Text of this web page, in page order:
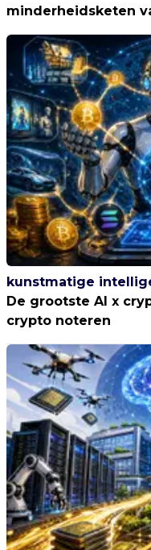
minderheidsketen
kunstmatige
De grootste AI x
crypto noteren